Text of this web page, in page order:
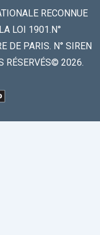
RECONNUE
LOI 1901.N°
DE PARIS. N° SIREN
RÉSERVÉS© 2026.